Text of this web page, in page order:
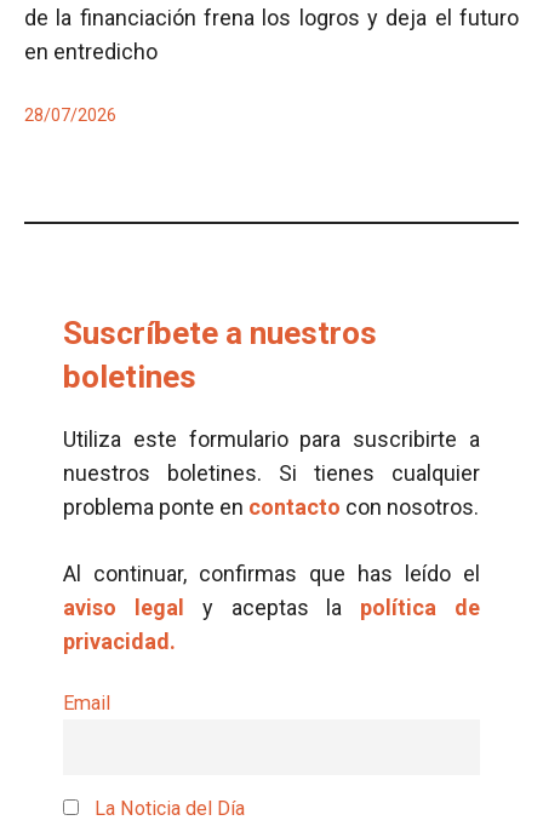
de la financiación frena los logros y deja el futuro
en entredicho
28/07/2026
Suscríbete a nuestros
boletines
Utiliza este formulario para suscribirte a
nuestros boletines. Si tienes cualquier
problema ponte en contacto con nosotros.
Al continuar, confirmas que has leído el
aviso legal
y aceptas la política de
privacidad.
Email
La Noticia del Día